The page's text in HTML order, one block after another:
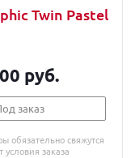
Twin Pastel
руб.
заказ
обязательно свяжутся
условия заказа